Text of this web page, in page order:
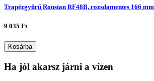
Trapézgyűrű Ronstan RF48B, rozsdamentes 166 mm
9 035 Ft
Kosárba
Ha jól akarsz járni a vízen